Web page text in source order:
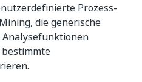
Prozess-
die generische
Analysefunktionen